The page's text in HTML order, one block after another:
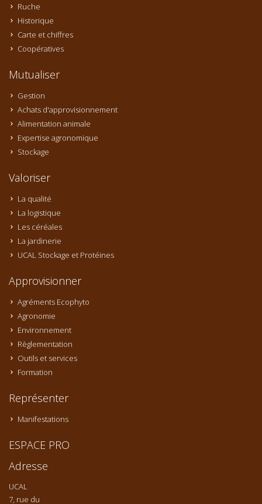
Ruche
Historique
Carte et chiffres
Coopératives
Mutualiser
Gestion
Achats d'approvisionnement
Alimentation animale
Expertise agronomique
Stockage
Valoriser
La qualité
La logistique
Les céréales
La jardinerie
UCAL Stockage et Protéines
Approvisionner
Agréments Ecophyto
Agronomie
Environnement
Règlementation
Outils et services
Formation
Représenter
Manifestations
ESPACE PRO
Adresse
UCAL
7, rue du